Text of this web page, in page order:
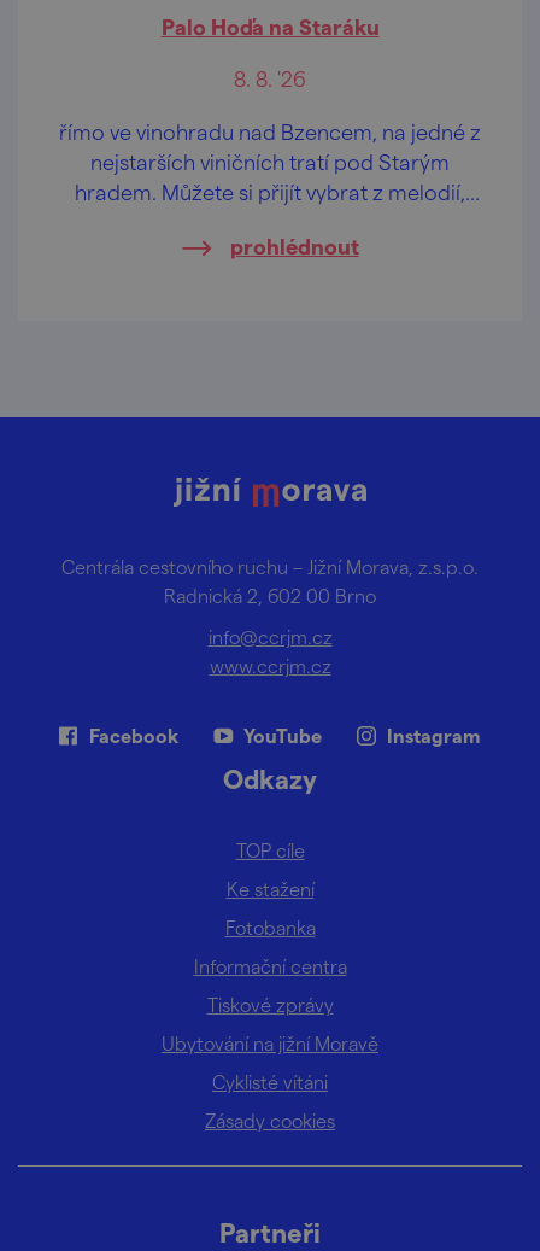
Palo Hoďa na Staráku
8. 8. '26
římo ve vinohradu nad Bzencem, na jedné z
nejstarších viničních tratí pod Starým
hradem. Můžete si přijít vybrat z melodií,
prohlédnout
Centrála cestovního ruchu – Jižní Morava, z.s.p.o.
Radnická 2, 602 00 Brno
info@ccrjm.cz
www.ccrjm.cz
Facebook YouTube Instagram
Odkazy
TOP cíle
Ke stažení
Fotobanka
Informační centra
Tiskové zprávy
Ubytování na jižní Moravě
Cyklisté vítáni
Zásady cookies
Partneři